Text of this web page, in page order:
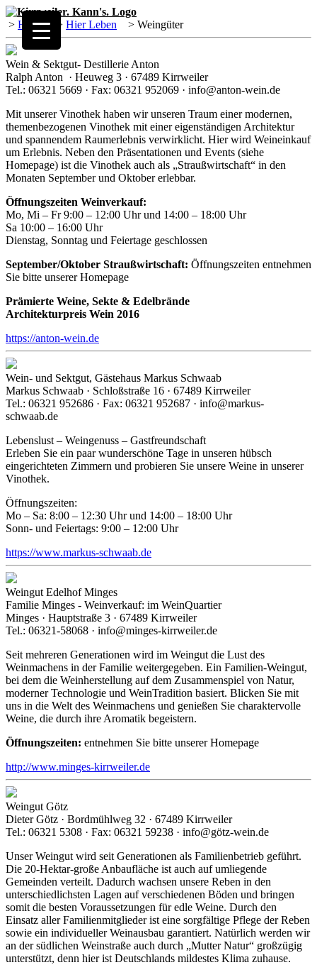
> Home> Hier Leben > Weingüter
Wein & Sektgut- Destillerie Anton
Ralph Anton · Heuweg 3 · 67489 Kirrweiler
Tel.: 06321 5669 · Fax: 06321 952069 · info@anton-wein.de
Mit unserer Vinothek haben wir unseren Traum einer modernen,
themenbezogenen Vinothek mit einer eigenständigen Architektur
und spannendem Raumerlebnis verwirklicht. Hier wird Weineinkauf
um Erlebnis. Neben den Präsentationen und Events (siehe
Homepage) ist die Vinothek auch als „Straußwirtschaft“ in den
Monaten September und Oktober erlebbar.
Öffnungszeiten Weinverkauf:
Mo, Mi – Fr 9:00 – 12:00 Uhr und 14:00 – 18:00 Uhr
Sa 10:00 – 16:00 Uhr
Dienstag, Sonntag und Feiertage geschlossen
September/Oktober Straußwirtschaft: Öffnungszeiten entnehmen
Sie bitte unserer Homepage
Prämierte Weine, Sekte & Edelbrände
Architekturpreis Wein 2016
https://anton-wein.de
Wein- und Sektgut, Gästehaus Markus Schwaab
Markus Schwaab · Schloßstraße 16 · 67489 Kirrweiler
Tel.: 06321 952686 · Fax: 06321 952687 · info@markus-
schwaab.de
Lebenslust – Weingenuss – Gastfreundschaft
Erleben Sie ein paar wunderschöne Tage in unseren hübsch
eingerichteten Zimmern und probieren Sie unsere Weine in unserer
Vinothek.
Öffnungszeiten:
Mo – Sa: 8:00 – 12:30 Uhr und 14:00 – 18:00 Uhr
Sonn- und Feiertags: 9:00 – 12:00 Uhr
https://www.markus-schwaab.de
Weingut Edelhof Minges
Familie Minges - Weinverkauf: im WeinQuartier
Minges · Hauptstraße 3 · 67489 Kirrweiler
Tel.: 06321-58068 · info@minges-kirrweiler.de
Seit mehreren Generationen wird im Weingut die Lust des
Weinmachens in der Familie weitergegeben. Ein Familien-Weingut,
bei dem die Weinherstellung auf dem Zusammenspiel von Natur,
moderner Technologie und WeinTradition basiert. Blicken Sie mit
uns in die Welt des Weinmachens und genießen Sie charaktervolle
Weine, die durch ihre Aromatik begeistern.
Öffnungszeiten: entnehmen Sie bitte unserer Homepage
http://www.minges-kirrweiler.de
Weingut Götz
Dieter Götz · Bordmühlweg 32 · 67489 Kirrweiler
Tel.: 06321 5308 · Fax: 06321 59238 · info@götz-wein.de
Unser Weingut wird seit Generationen als Familienbetrieb geführt.
Die 20-Hektar-große Anbaufläche ist auch auf umliegende
Gemeinden verteilt. Dadurch wachsen unsere Reben in den
unterschiedlichsten Lagen auf verschiedenen Böden und bringen
somit die besten Voraussetzungen für edle Weine. Durch den
Einsatz aller Familienmitglieder ist eine sorgfältige Pflege der Reben
sowie ein individueller Weinausbau garantiert. Natürlich werden wir
an der südlichen Weinstraße auch durch „Mutter Natur“ großzügig
unterstützt, denn hier ist Deutschlands mildestes Klima zuhause.